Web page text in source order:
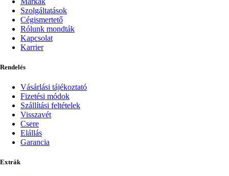
Szolgáltatások
Cégismertető
Rólunk mondták
Kapcsolat
Karrier
Rendelés
Vásárlási tájékoztató
Fizetési módok
Szállítási feltételek
Visszavét
Csere
Elállás
Garancia
Extrák